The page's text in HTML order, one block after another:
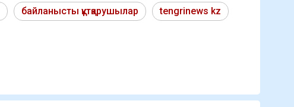
байланысты құтқарушылар tengrinews kz